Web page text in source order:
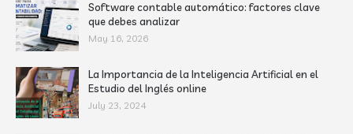
Software contable automático: factores clave
que debes analizar
May 16, 2026
La Importancia de la Inteligencia Artificial en el
Estudio del Inglés online
July 23, 2024